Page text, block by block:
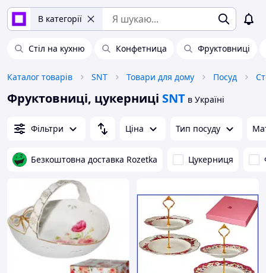
В категорії
Стіл на кухню Конфетница Фруктовниці
Каталог товарів SNT Товари для дому Посуд
Фруктовниці, цукерниці SNT в Україні
Фільтри Ціна Тип посуду
Безкоштовна доставка Rozetka Цукерниця